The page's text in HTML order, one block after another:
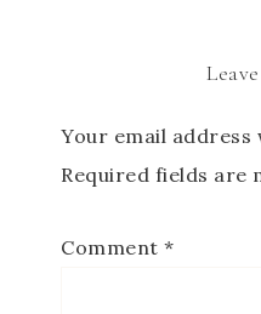
Your email address
Required fields are
Comment *